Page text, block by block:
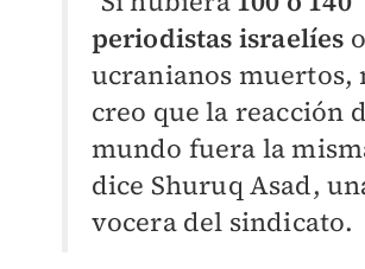
periodistas israelíes o
ucranianos muertos,
creo que la reacción
mundo fuera la
dice Shuruq Asad,
vocera del sindicato.